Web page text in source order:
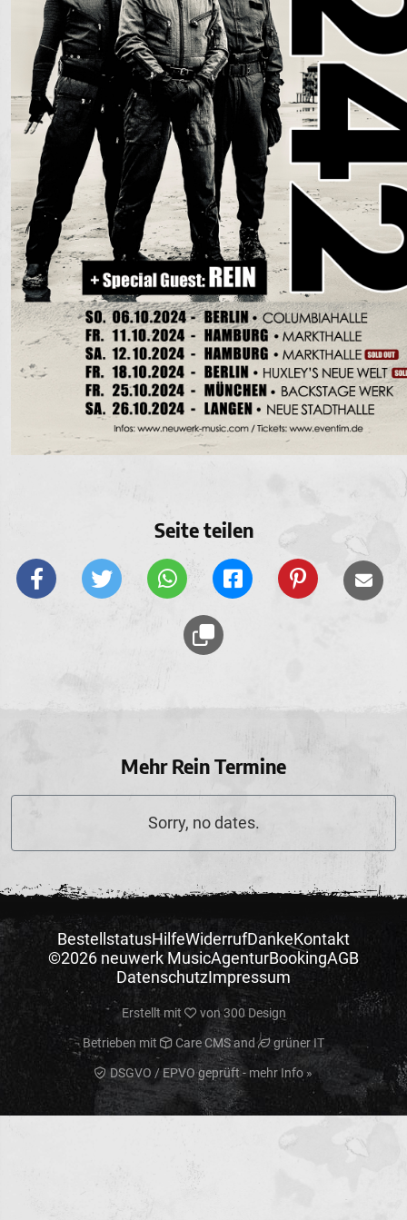
Seite teilen
Mehr Rein Termine
Sorry, no dates.
BestellstatusHilfeWiderrufDankeKontakt
©2026 neuwerk MusicAgenturBookingAGB
DatenschutzImpressum
Erstellt mit von300 Design
Betrieben mit Care CMSand grüner IT
DSGVO / EPVO geprüft - mehr Info »